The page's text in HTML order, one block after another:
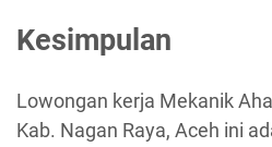
Kesimpulan
Lowongan kerja Mekanik
Kab. Nagan Raya, Aceh ini